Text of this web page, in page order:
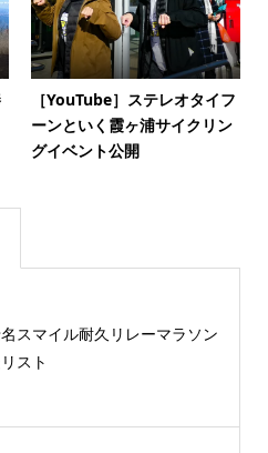
［YouTube］ステレオタイフ
ーンといく霞ヶ浦サイクリン
グイベント公開
スマイル耐久リレーマラソン
スト